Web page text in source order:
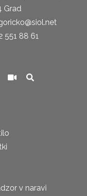
Grad
551 88 61
v naravi